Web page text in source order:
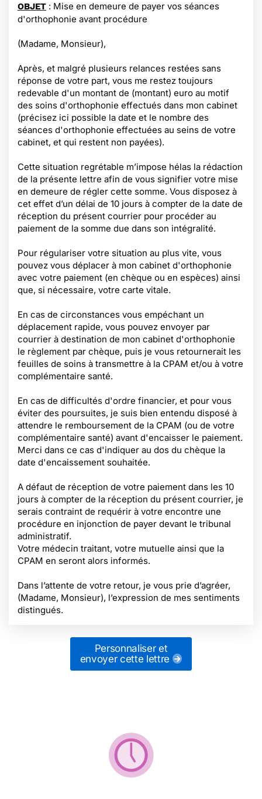
OBJET : Mise en demeure de payer vos séances
d'orthophonie avant procédure
(Madame, Monsieur),
Après, et malgré plusieurs relances restées sans
réponse de votre part, vous me restez toujours
redevable d'un montant de (montant) euro au motif
des soins d'orthophonie effectués dans mon cabinet
(précisez ici possible la date et le nombre des
séances d'orthophonie effectuées au seins de votre
cabinet, et qui restent non payées).
Cette situation regrétable m’impose hélas la rédaction
de la présente lettre afin de vous signifier votre mise
en demeure de régler cette somme. Vous disposez à
cet effet d’un délai de 10 jours à compter de la date de
réception du présent courrier pour procéder au
paiement de la somme due dans son intégralité.
Pour régulariser votre situation au plus vite, vous
pouvez vous déplacer à mon cabinet d'orthophonie
avec votre paiement (en chèque ou en espèces) ainsi
que, si nécessaire, votre carte vitale.
En cas de circonstances vous empéchant un
déplacement rapide, vous pouvez envoyer par
courrier à destination de mon cabinet d'orthophonie
le règlement par chèque, puis je vous retournerait les
feuilles de soins à transmettre à la CPAM et/ou à votre
complémentaire santé.
En cas de difficultés d'ordre financier, et pour vous
éviter des poursuites, je suis bien entendu disposé à
attendre le remboursement de la CPAM (ou de votre
complémentaire santé) avant d'encaisser le paiement.
Merci dans ce cas d'indiquer au dos du chèque la
date d'encaissement souhaitée.
A défaut de réception de votre paiement dans les 10
jours à compter de la réception du présent courrier, je
serais contraint de requérir à votre encontre une
procédure en injonction de payer devant le tribunal
administratif.
Votre médecin traitant, votre mutuelle ainsi que la
CPAM en seront alors informés.
Dans l’attente de votre retour, je vous prie d’agréer,
(Madame, Monsieur), l’expression de mes sentiments
distingués.
Personnaliser et
envoyer cette lettre